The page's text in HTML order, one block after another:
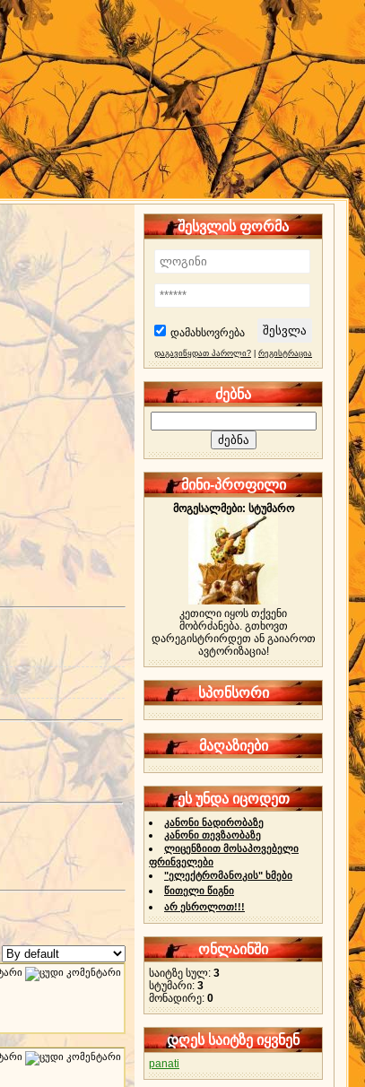
შესვლის ფორმა
დამახსოვრება
დაგავიწყდათ პაროლი? რეგისტრაცია
ძებნა
მინი-პროფილი
მოგესალმები: სტუმარო
კეთილი იყოს თქვენი
მობრძანება. გთხოვთ
დარეგისტრირდეთ ან გაიაროთ
ავტორიზაცია!
სპონსორი
მაღაზიები
ეს უნდა იცოდეთ
კანონი ნადირობაზე
კანონი თევზაობაზე
ლიცენზიით მოსაპოვებელი
ფრინველები
"ელექტრომანოკის" ხმები
წითელი წიგნი
არ ესროლოთ!!!
ონლაინში
საიტზე სულ: 3
სტუმარი: 3
მონადირე: 0
დღეს საიტზე იყვნენ
panati